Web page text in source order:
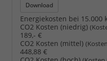
Download
Energiekosten bei 15.000
CO2 Kosten (niedrig)
189,- €
CO2 Kosten (mittel)
448,88 €